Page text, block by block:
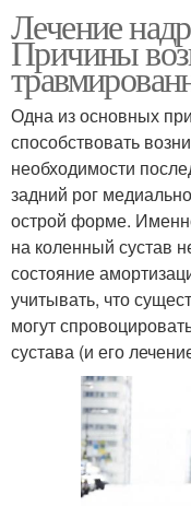
Лечение
Причины
Одна из основных
способствовать
необходимости
задний рог
острой форме.
на коленный сустав
состояние
учитывать, что
могут
сустава (и его